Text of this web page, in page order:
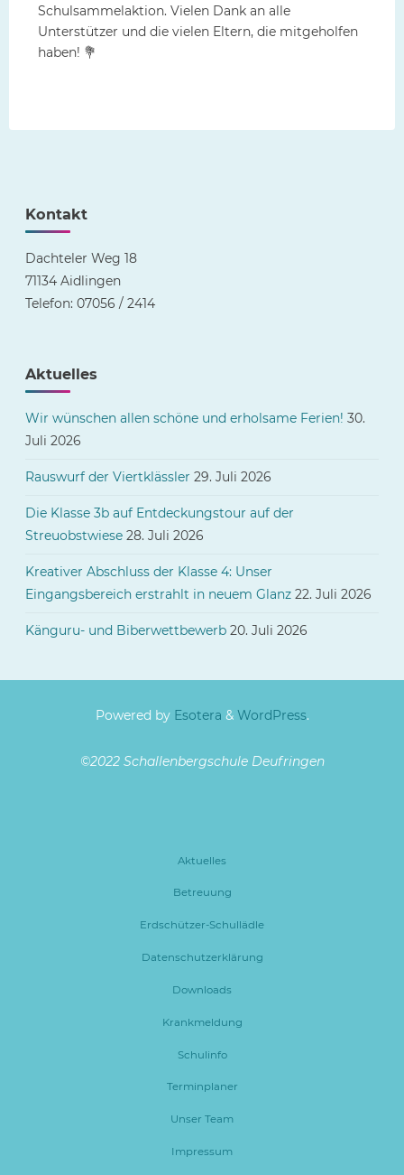
Schulsammelaktion. Vielen Dank an alle
Unterstützer und die vielen Eltern, die mitgeholfen
haben! 💐
Kontakt
Dachteler Weg 18
71134 Aidlingen
Telefon: 07056 / 2414
Aktuelles
Wir wünschen allen schöne und erholsame Ferien! 30.
Juli 2026
Rauswurf der Viertklässler 29. Juli 2026
Die Klasse 3b auf Entdeckungstour auf der
Streuobstwiese 28. Juli 2026
Kreativer Abschluss der Klasse 4: Unser
Eingangsbereich erstrahlt in neuem Glanz 22. Juli 2026
Känguru- und Biberwettbewerb 20. Juli 2026
Powered byEsotera & WordPress.
©2022 Schallenbergschule Deufringen
Aktuelles
Betreuung
Erdschützer-Schullädle
Datenschutzerklärung
Downloads
Krankmeldung
Schulinfo
Terminplaner
Unser Team
Impressum